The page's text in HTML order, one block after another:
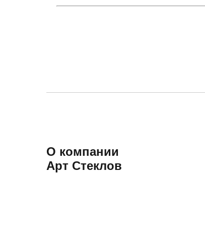
О компании
Арт Стеклов